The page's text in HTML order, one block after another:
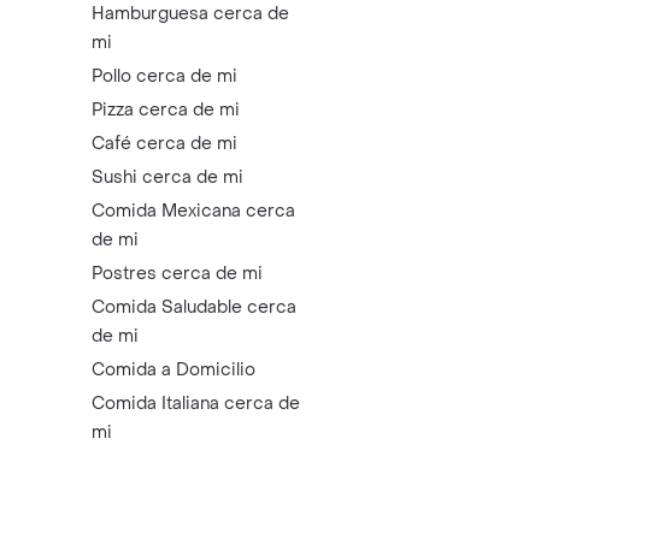
Hamburguesa cerca de
mi
Pollo cerca de mi
Pizza cerca de mi
Café cerca de mi
Sushi cerca de mi
Comida Mexicana cerca
de mi
Postres cerca de mi
Comida Saludable cerca
de mi
Comida a Domicilio
Comida Italiana cerca de
mi